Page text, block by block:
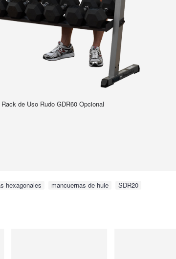
Rack de Uso Rudo GDR60 Opcional
hexagonales mancuernas de hule SDR20